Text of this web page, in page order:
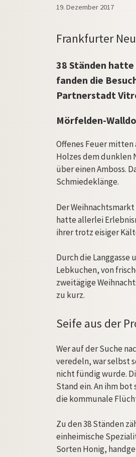
19. Dezember 2017
Frankfurter
38 Ständen
fanden die
Partnerstadt
Mörfelden-
Offenes Feuer mitten
Holzes dem dunklen
über einen Amboss.
Schmiedeklänge.
Der
hatte allerlei
ihrer trotz eisiger
Durch die
Lebkuchen, von
zweitägige
zu kurz.
Seife aus der
Wer auf der Suche
veredeln, war selbst
nicht fündig wurde.
Stand ein. An ihm
die kommunale
Zu den 38 Ständen
einheimische
Sorten Honig,